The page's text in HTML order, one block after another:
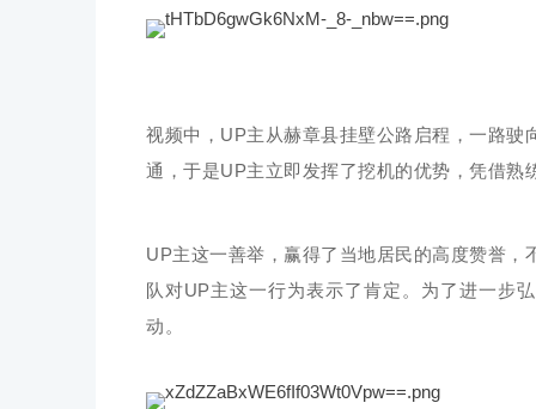
视频中，UP主从赫章县挂壁公路启程，一路
通，于是UP主立即发挥了挖机的优势，凭借
UP主这一善举，赢得了当地居民的高度赞誉
队对UP主这一行为表示了肯定。为了进一步
动。